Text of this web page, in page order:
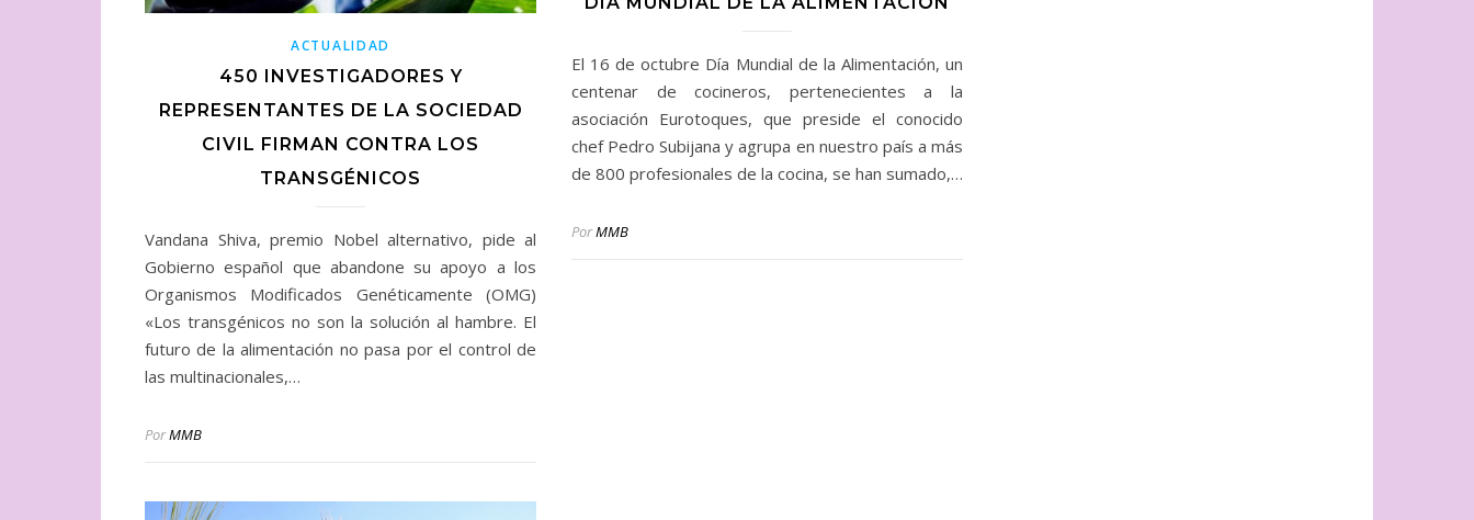
ACTUALIDAD
450 INVESTIGADORES Y
REPRESENTANTES DE LA SOCIEDAD
CIVIL FIRMAN CONTRA LOS
TRANSGÉNICOS
Vandana Shiva, premio Nobel alternativo, pide al
Gobierno español que abandone su apoyo a los
Organismos Modificados Genéticamente (OMG)
«Los transgénicos no son la solución al hambre. El
futuro de la alimentación no pasa por el control de
las multinacionales,…
PorMMB
El 16 de octubre Día Mundial de la Alimentación, un
centenar de cocineros, pertenecientes a la
asociación Eurotoques, que preside el conocido
chef Pedro Subijana y agrupa en nuestro país a más
de 800 profesionales de la cocina, se han sumado,…
PorMMB